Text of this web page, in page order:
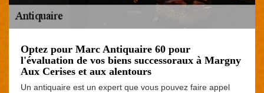
Optez pour Marc Antiquaire 60 pour
l'évaluation de vos biens successoraux à Margny
Aux Cerises et aux alentours
Un antiquaire est un expert que vous pouvez faire appel